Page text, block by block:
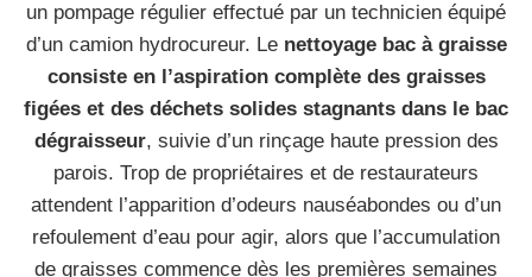
un pompage régulier effectué par un technicien équipé
d’un camion hydrocureur. Le nettoyage bac à graisse
consiste en l’aspiration complète des graisses
figées et des déchets solides stagnants dans le bac
dégraisseur, suivie d’un rinçage haute pression des
parois. Trop de propriétaires et de restaurateurs
attendent l’apparition d’odeurs nauséabondes ou d’un
refoulement d’eau pour agir, alors que l’accumulation
de graisses commence dès les premières semaines